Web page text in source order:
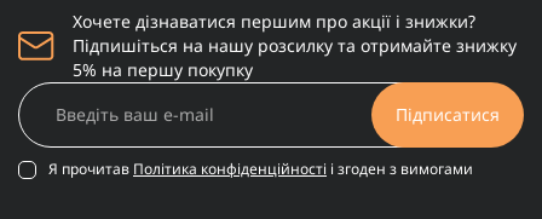
Хочете дізнаватися першим про акції і знижки?
Підпишіться на нашу розсилку та отримайте знижку
5% на першу покупку
Підписатися
Я прочитав Політика конфіденційності і згоден з вимогами